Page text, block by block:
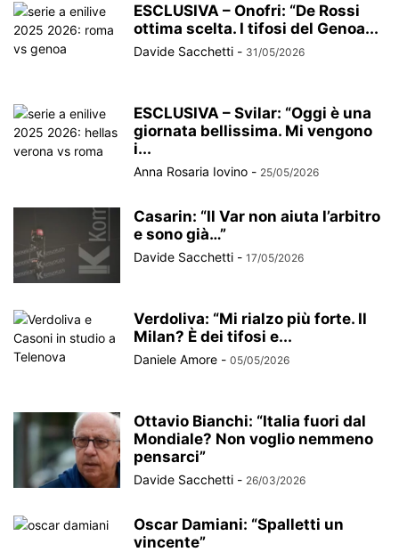
ESCLUSIVA – Onofri: “De Rossi
ottima scelta. I tifosi del Genoa...
Davide Sacchetti - 31/05/2026
ESCLUSIVA – Svilar: “Oggi è una
giornata bellissima. Mi vengono
i...
Anna Rosaria Iovino - 25/05/2026
Casarin: “Il Var non aiuta l’arbitro
e sono già…”
Davide Sacchetti - 17/05/2026
Verdoliva: “Mi rialzo più forte. Il
Milan? È dei tifosi e...
Daniele Amore - 05/05/2026
Ottavio Bianchi: “Italia fuori dal
Mondiale? Non voglio nemmeno
pensarci”
Davide Sacchetti - 26/03/2026
Oscar Damiani: “Spalletti un
vincente”